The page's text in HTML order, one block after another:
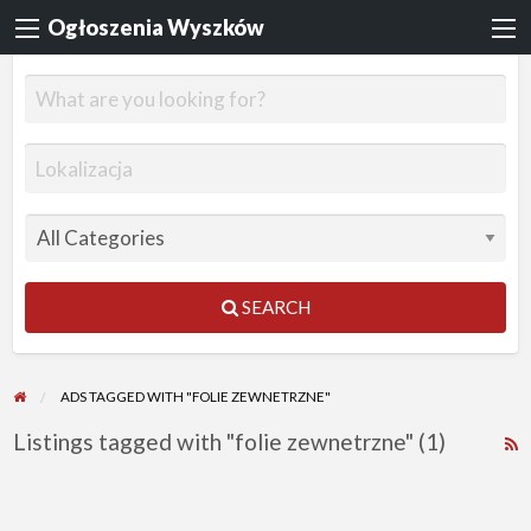
Ogłoszenia Wyszków
SEARCH
ADS TAGGED WITH "FOLIE ZEWNETRZNE"
Listings tagged with "folie zewnetrzne" (1)